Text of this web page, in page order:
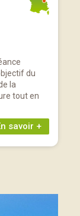
du
la
tout en
savoir +